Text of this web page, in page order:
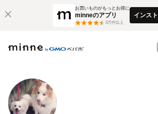
お買いものがもっとお得に
minneのアプリ
3万件以上
インス